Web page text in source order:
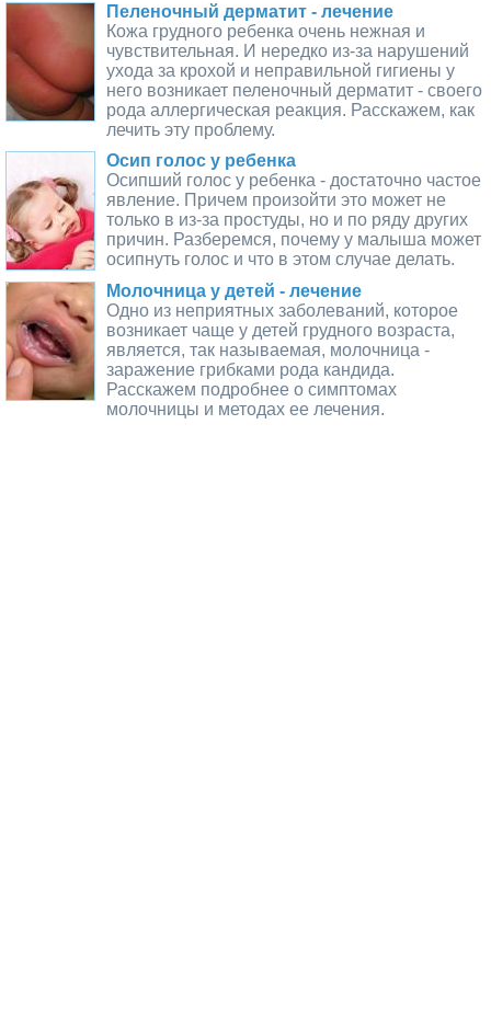
Пеленочный дерматит - лечение
Кожа грудного ребенка очень нежная и
чувствительная. И нередко из-за нарушений
ухода за крохой и неправильной гигиены у
него возникает пеленочный дерматит - своего
рода аллергическая реакция. Расскажем, как
лечить эту проблему.
Осип голос у ребенка
Осипший голос у ребенка - достаточно частое
явление. Причем произойти это может не
только в из-за простуды, но и по ряду других
причин. Разберемся, почему у малыша может
осипнуть голос и что в этом случае делать.
Молочница у детей - лечение
Одно из неприятных заболеваний, которое
возникает чаще у детей грудного возраста,
является, так называемая, молочница -
заражение грибками рода кандида.
Расскажем подробнее о симптомах
молочницы и методах ее лечения.